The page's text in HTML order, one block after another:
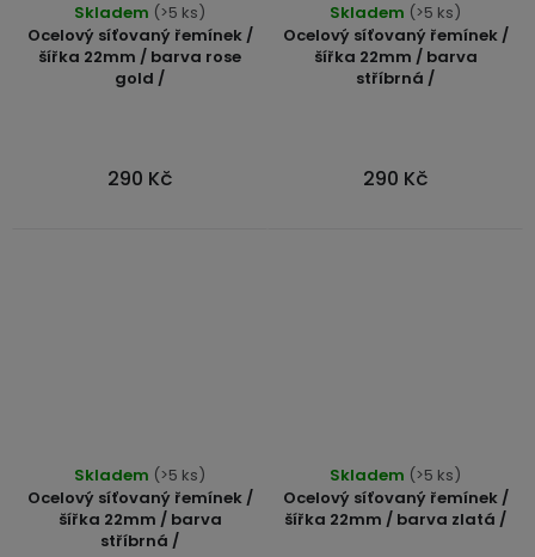
Ocelový síťovaný řemínek /
šířka 22mm / barva rose
gold /
hodnocení
produktu
je
5
Skladem (>5 ks)
290 Kč
Ocelový síťovaný řemínek /
šířka 22mm / barva
stříbrná /
hodnocení
produktu
je
5
Skladem (>5 ks)
290 Kč
Ocelový síťovaný řemínek /
šířka 22mm / barva
stříbrná /
hodnocení
produktu
je
Skladem (>5 ks)
Ocelový síťovaný řemínek /
šířka 22mm / barva zlatá /
hodnocení
produktu
Skladem (>5 ks)